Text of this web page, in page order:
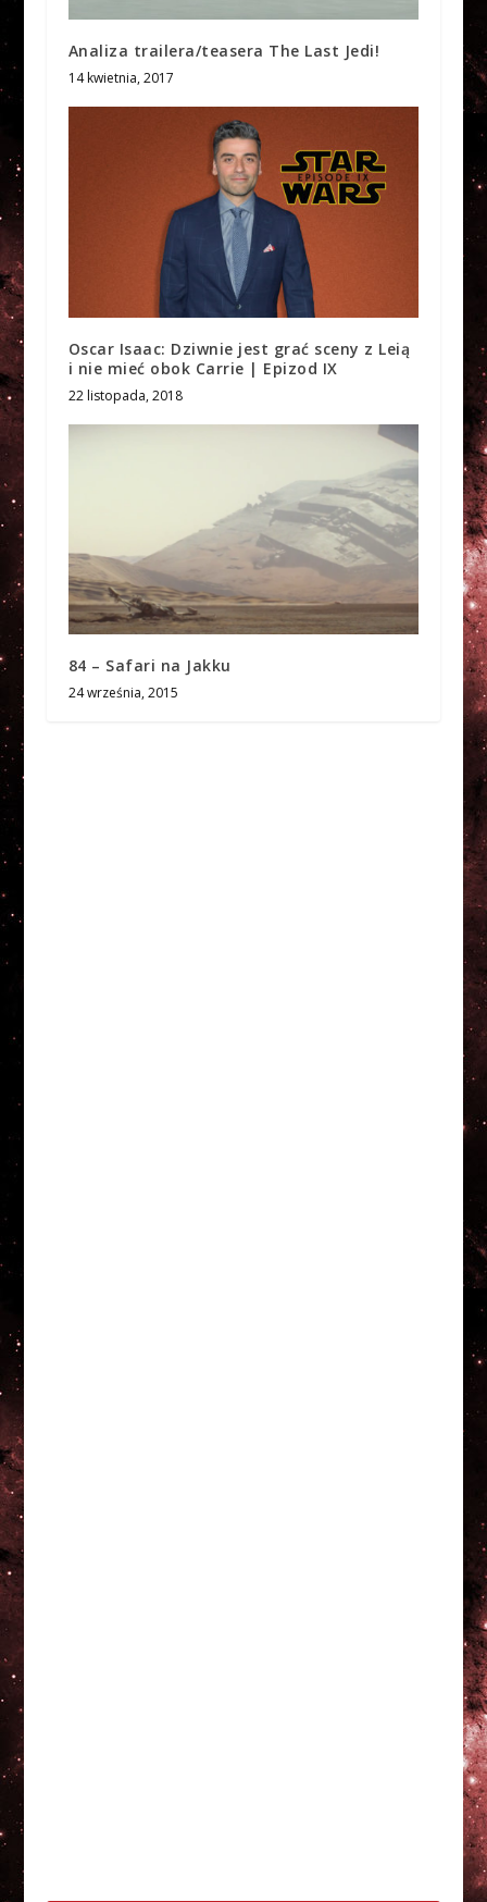
Analiza trailera/teasera The Last Jedi!
14 kwietnia, 2017
Oscar Isaac: Dziwnie jest grać sceny z Leią
i nie mieć obok Carrie | Epizod IX
22 listopada, 2018
84 – Safari na Jakku
24 września, 2015